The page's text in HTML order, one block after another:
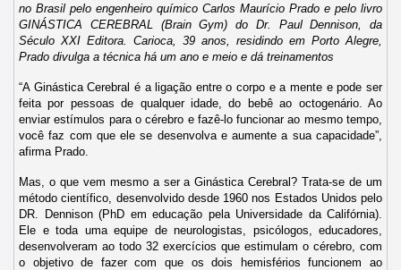
no Brasil pelo engenheiro químico Carlos Maurício Prado e pelo livro
GINÁSTICA CEREBRAL (Brain Gym) do Dr. Paul Dennison, da
Século XXI Editora. Carioca, 39 anos, residindo em Porto Alegre,
Prado divulga a técnica há um ano e meio e dá treinamentos
“A Ginástica Cerebral é a ligação entre o corpo e a mente e pode ser
feita por pessoas de qualquer idade, do bebê ao octogenário. Ao
enviar estímulos para o cérebro e fazê-lo funcionar ao mesmo tempo,
você faz com que ele se desenvolva e aumente a sua capacidade”,
afirma Prado.
Mas, o que vem mesmo a ser a Ginástica Cerebral? Trata-se de um
método científico, desenvolvido desde 1960 nos Estados Unidos pelo
DR. Dennison (PhD em educação pela Universidade da Califórnia).
Ele e toda uma equipe de neurologistas, psicólogos, educadores,
desenvolveram ao todo 32 exercícios que estimulam o cérebro, com
o objetivo de fazer com que os dois hemisférios funcionem ao